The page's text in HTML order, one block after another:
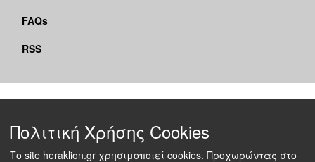
FAQs
RSS
Πολιτική Χρήσης Cookies
Το site heraklion.gr χρησιμοποιεί cookies. Προχωρώντας στο